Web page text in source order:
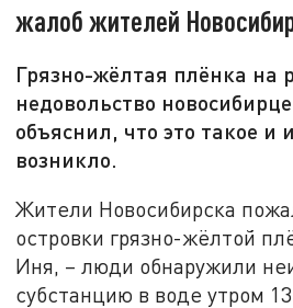
жалоб жителей
Грязно-жёлтая плёнка на
недовольство
объяснил, что это такое и
возникло.
Жители Новосибирска
островки грязно-жёлтой
Иня, – люди обнаружили
субстанцию в воде утром